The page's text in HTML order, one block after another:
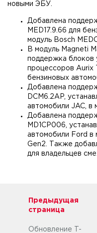
новыми ЭБУ.
Добавлена
MED17.9.66 для
модуль Bosch
В модуль Magneti
поддержка блоков
процессоров Aurix
бензиновых
Добавлена
DCM6.2AP,
автомобили JAC, в
Добавлена
MD1CP006,
автомобили Ford в
Gen2. Также
для владельцев
Предыдущая
страница
Обновление T-